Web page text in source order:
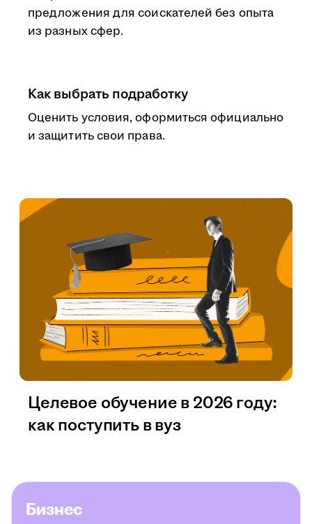
предложения для соискателей без опыта
из разных сфер.
Как выбрать подработку
Оценить условия, оформиться официально
и защитить свои права.
Целевое обучение в 2026 году:
как поступить в вуз
Бизнес